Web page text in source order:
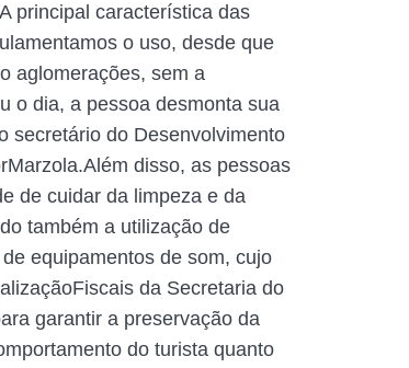
principal característica das
o uso, desde que
aglomerações, sem a
o dia, a pessoa desmonta sua
secretário do Desenvolvimento
disso, as pessoas
de cuidar da limpeza e da
também a utilização de
equipamentos de som, cujo
da Secretaria do
garantir a preservação da
do turista quanto